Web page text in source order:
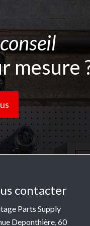
conseil
mesure
contacter
Parts Supply
Deponthière, 60